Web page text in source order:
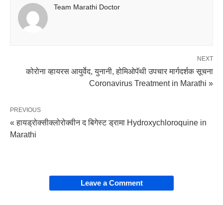
Team Marathi Doctor
NEXT
कोरोना व्हायरस आयुर्वेद, युनानी, होमिओपॅथी उपचार मार्गदर्शक सूचना
Coronavirus Treatment in Marathi »
PREVIOUS
« हायड्रोक्सीक्लोरोक्वीन द बिगेस्ट ड्रामा Hydroxychloroquine in
Marathi
Leave a Comment